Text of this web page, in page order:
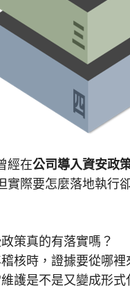
經在公司導入資安政
實際要怎麼落地執行
策真的有落實嗎？
核時，證據要從哪裡
維護是不是又變成形式